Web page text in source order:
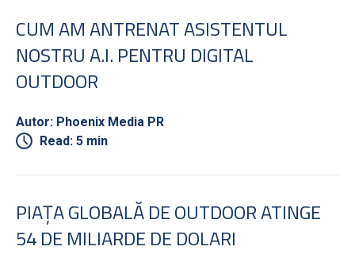
CUM AM ANTRENAT ASISTENTUL
NOSTRU A.I. PENTRU DIGITAL
OUTDOOR
Autor: Phoenix Media PR
Read: 5 min
PIAȚA GLOBALĂ DE OUTDOOR ATINGE
54 DE MILIARDE DE DOLARI